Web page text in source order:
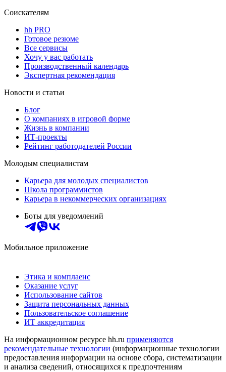
Соискателям
hh PRO
Готовое резюме
Все сервисы
Хочу у вас работать
Производственный календарь
Экспертная рекомендация
Новости и статьи
Блог
О компаниях в игровой форме
Жизнь в компании
ИТ-проекты
Рейтинг работодателей России
Молодым специалистам
Карьера для молодых специалистов
Школа программистов
Карьера в некоммерческих организациях
Боты для уведомлений
Мобильное приложение
Этика и комплаенс
Оказание услуг
Использование сайтов
Защита персональных данных
Пользовательское соглашение
ИТ аккредитация
На информационном ресурсе hh.ru применяются
рекомендательные технологии (информационные технологии
предоставления информации на основе сбора, систематизации
и анализа сведений, относящихся к предпочтениям